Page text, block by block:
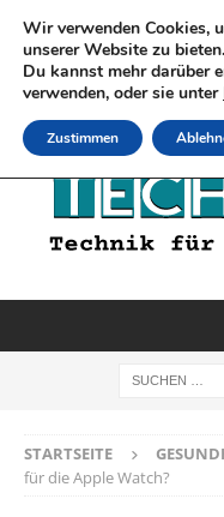
STARTSEITE
für die Apple Watch?
Wir verwenden Cookies,
unserer Website zu bieten.
Du kannst mehr darüber
verwenden, oder sie unter
Zustimmen